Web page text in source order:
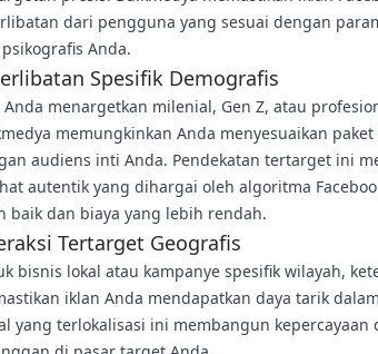
dari pengguna yang sesuai dengan
Anda.
Spesifik Demografis
Anda menargetkan milenial, Gen Z, atau
memungkinkan Anda menyesuaikan
audiens inti Anda. Pendekatan tertarget ini
autentik yang dihargai oleh algoritma
baik dan biaya yang lebih rendah.
Tertarget Geografis
bisnis lokal atau kampanye spesifik wilayah,
iklan Anda mendapatkan daya tarik
yang terlokalisasi ini membangun